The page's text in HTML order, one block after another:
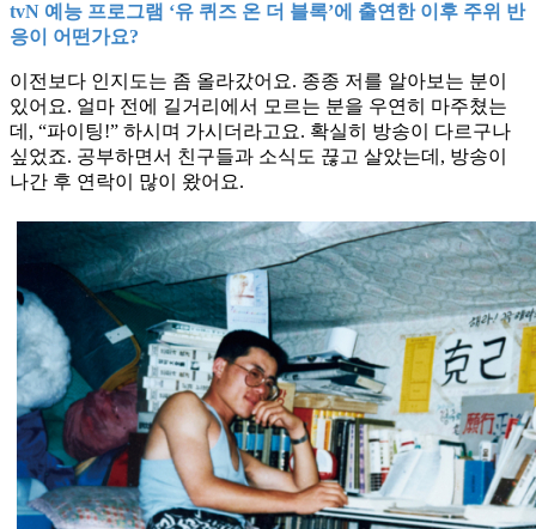
tvN 예능 프로그램 ‘유 퀴즈 온 더 블록’에 출연한 이후 주위 반
응이 어떤가요?
이전보다 인지도는 좀 올라갔어요. 종종 저를 알아보는 분이
있어요. 얼마 전에 길거리에서 모르는 분을 우연히 마주쳤는
데, “파이팅!” 하시며 가시더라고요. 확실히 방송이 다르구나
싶었죠. 공부하면서 친구들과 소식도 끊고 살았는데, 방송이
나간 후 연락이 많이 왔어요.